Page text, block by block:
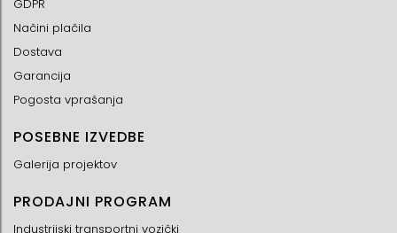
GDPR
Načini plačila
Dostava
Garancija
Pogosta vprašanja
POSEBNE IZVEDBE
Galerija projektov
PRODAJNI PROGRAM
Industrijski transportni vozički